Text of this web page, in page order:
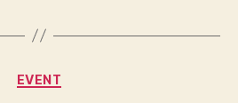
Kategori
EVENT